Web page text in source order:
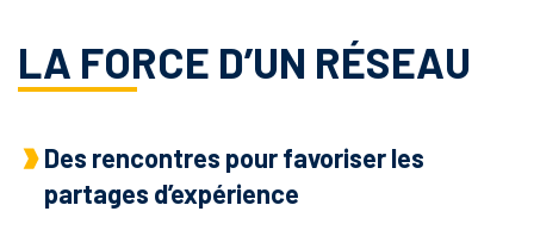
LA FORCE D’UN RÉSEAU
Des rencontres pour favoriser les
partages d’expérience